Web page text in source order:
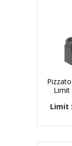
Limit
Limit